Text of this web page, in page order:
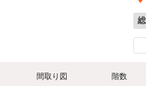
間取り図 階数